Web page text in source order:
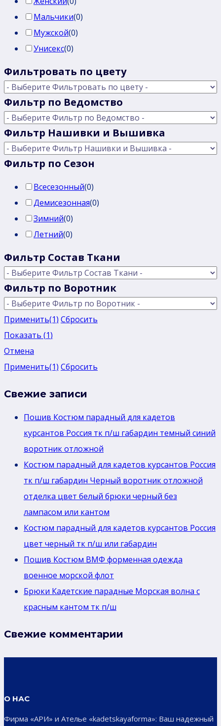
Мальчики(0)
Мужской(0)
Унисекс(0)
Фильтровать по цвету
Фильтр по Ведомство
Фильтр Нашивки и Вышивка
Фильтр по Сезон
Всесезонный(0)
Демисезонная(0)
Зимний(0)
Летний(0)
Фильтр Состав Ткани
Фильтр по Воротник
Применить(1) Сбросить
Показать (1)
Отмена
Применить(1) Сбросить
Свежие записи
Пошив Костюм парадный для кадетов
курсантов Россия тк п/ш габардин темный синий
воротник отложной
Костюм парадный для кадетов курсантов Россия
тк п/ш габардин Черный воротник отложной
отделка цвет белый брюки черный без
лaмпасом или кантом
Костюм парадный для кадетов курсантов Россия
цвет черный тк п/ш или габардин
Пошив Костюм ВМФ форменная одежда
военное морской флот
Брюки Кадетские парадные Морская волна с
красным кантом тк п/ш
Свежие комментарии
О НАС
Фирма «АРИ» и Ателье «kadetskayaforma»: Ваш надежный